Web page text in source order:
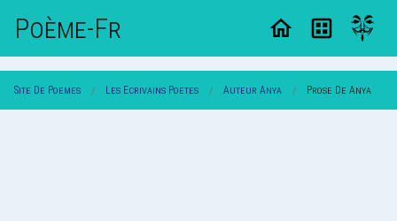
Poème-Fr
Site De Poemes Les Ecrivains Poetes Auteur Anya Prose De Anya